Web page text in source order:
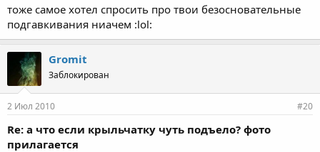
Нажмите для раскрытия...
тебя спамить не заебало ?
по субжу, не критично, зато вф37 )
тоже самое хотел спросить про твои безосновательные
подгавкивания ниачем :lol:
Gromit
Заблокирован
2 Июл 2010 #20
Re: а что если крыльчатку чуть подъело? фото
прилагается